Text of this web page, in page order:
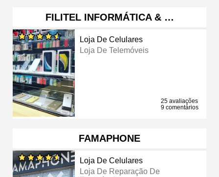
FILITEL INFORMÁTICA & …
Loja De Celulares
Loja De Telemóveis
25 avaliações
9 comentários
FAMAPHONE
Loja De Celulares
Loja De Reparação De